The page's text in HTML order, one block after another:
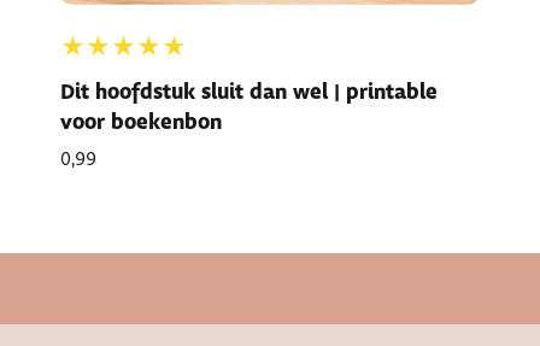
★★★★★
Dit hoofdstuk sluit dan wel | printable
voor boekenbon
0,99